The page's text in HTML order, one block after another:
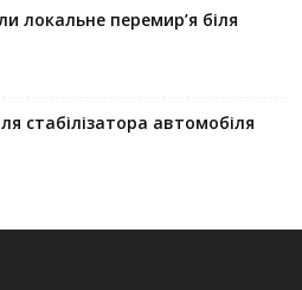
локальне перемир’я біля
стабілізатора автомобіля